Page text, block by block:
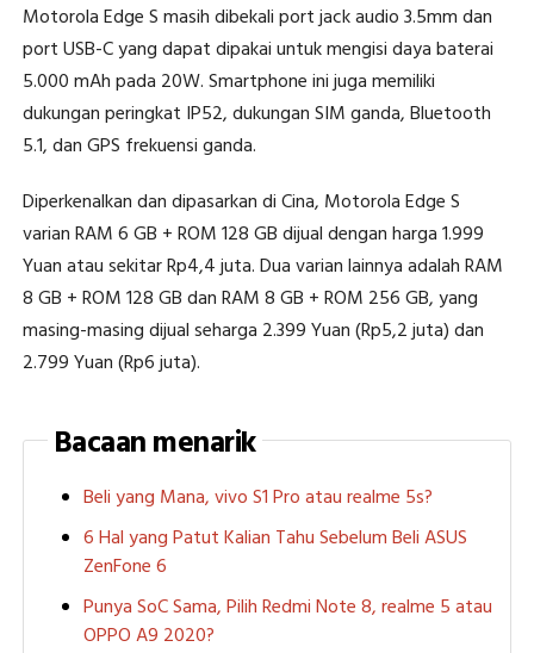
Motorola Edge S masih dibekali port jack audio 3.5mm dan
port USB-C yang dapat dipakai untuk mengisi daya baterai
5.000 mAh pada 20W. Smartphone ini juga memiliki
dukungan peringkat IP52, dukungan SIM ganda, Bluetooth
5.1, dan GPS frekuensi ganda.
Diperkenalkan dan dipasarkan di Cina, Motorola Edge S
varian RAM 6 GB + ROM 128 GB dijual dengan harga 1.999
Yuan atau sekitar Rp4,4 juta. Dua varian lainnya adalah RAM
8 GB + ROM 128 GB dan RAM 8 GB + ROM 256 GB, yang
masing-masing dijual seharga 2.399 Yuan (Rp5,2 juta) dan
2.799 Yuan (Rp6 juta).
Bacaan menarik
Beli yang Mana, vivo S1 Pro atau realme 5s?
6 Hal yang Patut Kalian Tahu Sebelum Beli ASUS
ZenFone 6
Punya SoC Sama, Pilih Redmi Note 8, realme 5 atau
OPPO A9 2020?